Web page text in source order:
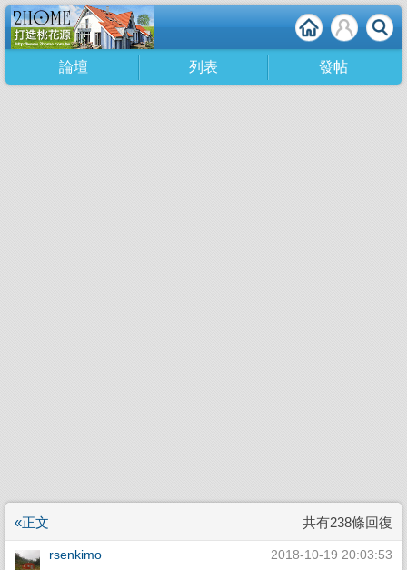
論壇 列表 發帖
«正文 共有238條回復
rsenkimo 2018-10-19 20:03:53